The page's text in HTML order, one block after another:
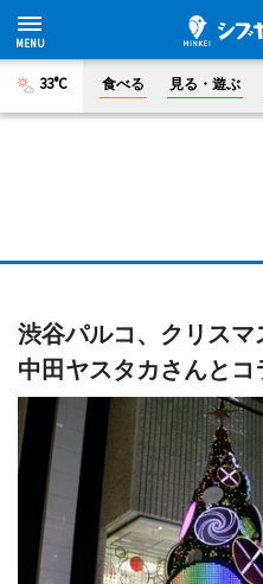
33°C 食べる 見る・遊ぶ
渋谷パルコ、クリス
中田ヤスタカさんとコ